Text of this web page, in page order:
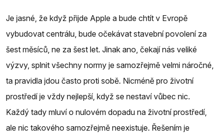
Je jasné, že když přijde Apple a bude chtít v Evropě
vybudovat centrálu, bude očekávat stavební povolení za
šest měsíců, ne za šest let. Jinak ano, čekají nás veliké
výzvy, splnit všechny normy je samozřejmě velmi náročné,
ta pravidla jdou často proti sobě. Nicméně pro životní
prostředí je vždy nejlepší, když se nestaví vůbec nic.
Každý tady mluví o nulovém dopadu na životní prostředí,
ale nic takového samozřejmě neexistuje. Řešením je